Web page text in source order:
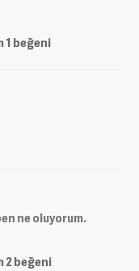
1 beğeni
ne oluyorum.
2beğeni